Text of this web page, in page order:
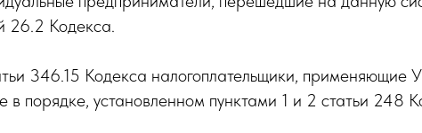
26.2 Кодекса.
346.15 Кодекса налогоплательщики,
в порядке, установленном пунктами 1 и 2 статьи 248